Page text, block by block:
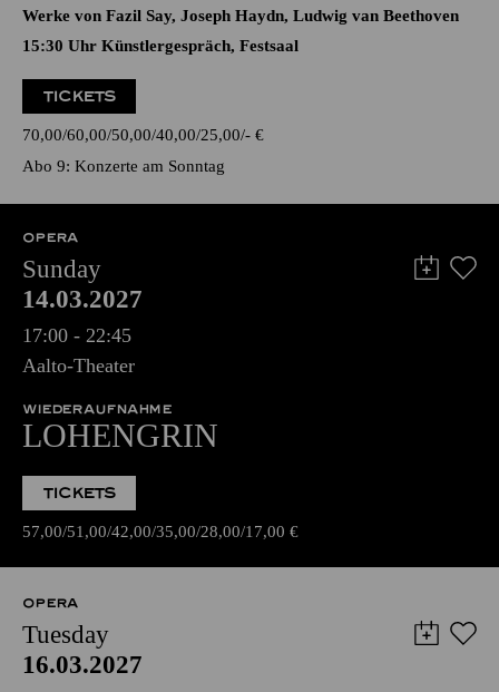
Werke von Fazil Say, Joseph Haydn, Ludwig van Beethoven
15:30 Uhr Künstlergespräch, Festsaal
TICKETS
70,00 60,00 50,00 40,00 25,00 - €
Abo 9: Konzerte am Sonntag
OPERA
Sunday
14.03.2027
17:00 - 22:45
Aalto-Theater
WIEDERAUFNAHME
LOHENGRIN
TICKETS
57,00 51,00 42,00 35,00 28,00 17,00 €
OPERA
Tuesday
16.03.2027